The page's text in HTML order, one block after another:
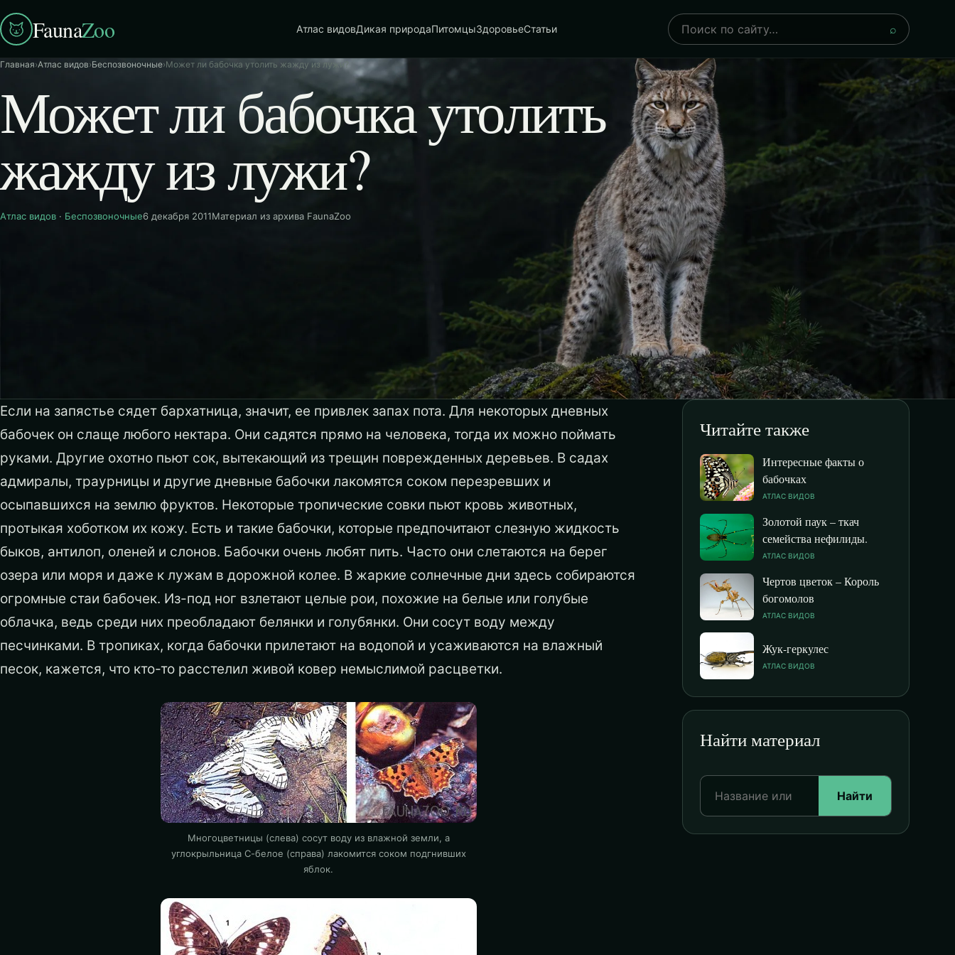
FaunaZoo Атлас видовДикая природаПитомцыЗдоровьеСтатьи
Поиск
⌕
Главная›Атлас видов›Беспозвоночные›Может ли бабочка утолить жажду из лужи?
Может ли бабочка утолить
жажду из лужи?
Атлас видов · Беспозвоночные6 декабря 2011Материал из архива FaunaZoo
Если на запястье сядет бархатница, значит, ее привлек запах пота. Для некоторых дневных
бабочек он слаще любого нектара. Они садятся прямо на человека, тогда их можно поймать
руками. Другие охотно пьют сок, вытекающий из трещин поврежденных деревьев. В садах
адмиралы, траурницы и другие дневные бабочки лакомятся соком перезревших и
осыпавшихся на землю фруктов. Некоторые тропические совки пьют кровь животных,
протыкая хоботком их кожу. Есть и такие бабочки, которые предпочитают слезную жидкость
быков, антилоп, оленей и слонов. Бабочки очень любят пить. Часто они слетаются на берег
озера или моря и даже к лужам в дорожной колее. В жаркие солнечные дни здесь собираются
огромные стаи бабочек. Из-под ног взлетают целые рои, похожие на белые или голубые
облачка, ведь среди них преобладают белянки и голубянки. Они сосут воду между
песчинками. В тропиках, когда бабочки прилетают на водопой и усаживаются на влажный
песок, кажется, что кто-то расстелил живой ковер немыслимой расцветки.
Многоцветницы (слева) сосут воду из влажной земли, а
углокрыльница С-белое (справа) лакомится соком подгнивших
яблок.
Читайте также
Интересные факты о
бабочках
АТЛАС ВИДОВ
Золотой паук – ткач
семейства нефилиды.
АТЛАС ВИДОВ
Чертов цветок – Король
богомолов
АТЛАС ВИДОВ
Жук-геркулес
АТЛАС ВИДОВ
Найти материал
Найти